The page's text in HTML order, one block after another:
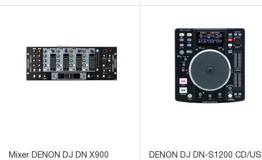
Mixer DENON DJ DN X900
DENON DJ DN-S1200 CD/